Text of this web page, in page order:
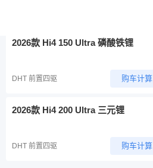
2026款 Hi4 150 Ultra 磷酸铁锂
DHT 前置四驱 购车计算
2026款 Hi4 200 Ultra 三元锂
DHT 前置四驱 购车计算